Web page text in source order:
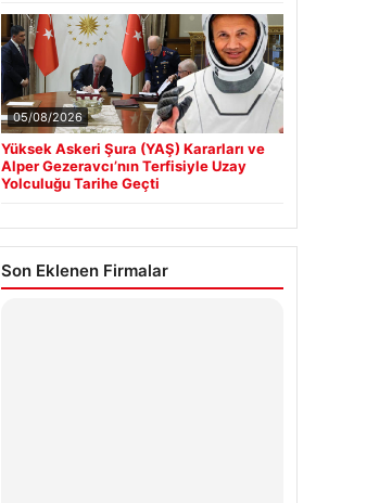
05/08/2026
Yüksek Askeri Şura (YAŞ) Kararları ve
Alper Gezeravcı’nın Terfisiyle Uzay
Yolculuğu Tarihe Geçti
Son Eklenen Firmalar